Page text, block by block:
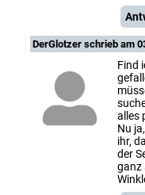
DerGlotzer schrieb am
Find
alles
Nu
ihr,
der
ganz